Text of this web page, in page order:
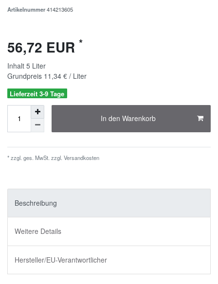
Artikelnummer414213605
56,72 EUR *
Inhalt 5 Liter
Grundpreis 11,34 € / Liter
Lieferzeit 3-9 Tage
In den Warenkorb
* zzgl. ges. MwSt. zzgl. Versandkosten
Beschreibung
Weitere Details
Hersteller/EU-Verantwortlicher